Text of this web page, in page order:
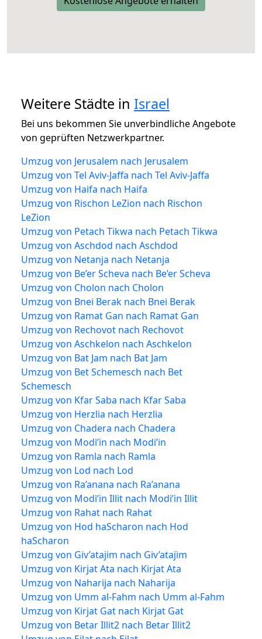
Weitere Städte in Israel
Bei uns bekommen Sie unverbindliche Angebote
von geprüften Netzwerkpartner.
Umzug von Jerusalem nach Jerusalem
Umzug von Tel Aviv-Jaffa nach Tel Aviv-Jaffa
Umzug von Haifa nach Haifa
Umzug von Rischon LeZion nach Rischon
LeZion
Umzug von Petach Tikwa nach Petach Tikwa
Umzug von Aschdod nach Aschdod
Umzug von Netanja nach Netanja
Umzug von Be’er Scheva nach Be’er Scheva
Umzug von Cholon nach Cholon
Umzug von Bnei Berak nach Bnei Berak
Umzug von Ramat Gan nach Ramat Gan
Umzug von Rechovot nach Rechovot
Umzug von Aschkelon nach Aschkelon
Umzug von Bat Jam nach Bat Jam
Umzug von Bet Schemesch nach Bet
Schemesch
Umzug von Kfar Saba nach Kfar Saba
Umzug von Herzlia nach Herzlia
Umzug von Chadera nach Chadera
Umzug von Modi’in nach Modi’in
Umzug von Ramla nach Ramla
Umzug von Lod nach Lod
Umzug von Ra’anana nach Ra’anana
Umzug von Modi’in Illit nach Modi’in Illit
Umzug von Rahat nach Rahat
Umzug von Hod haScharon nach Hod
haScharon
Umzug von Giv’atajim nach Giv’atajim
Umzug von Kirjat Ata nach Kirjat Ata
Umzug von Naharija nach Naharija
Umzug von Umm al-Fahm nach Umm al-Fahm
Umzug von Kirjat Gat nach Kirjat Gat
Umzug von Betar Illit2 nach Betar Illit2